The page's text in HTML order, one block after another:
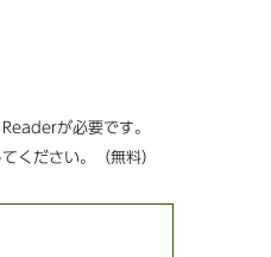
が必要です。
ください。（無料）